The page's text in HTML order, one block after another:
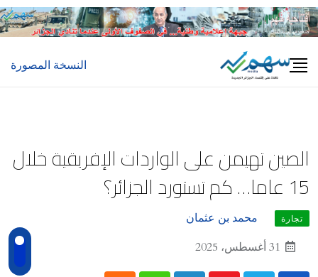
Skip
to
النسخة المصورة
الصين تهيمن على الواردات الإفريقية خلال
15 عاما… كم تستورد الجزائر؟
تجارة
محمد بن عثمان
31 أغسطس، 2025